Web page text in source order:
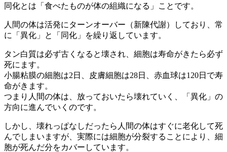
同化とは「 食べたものが体の組織になる 」ことです。
人間の体は活発にターンオーバー（新陳代謝）しており、 常
に「異化」と「同化」を繰り返しています。
タン白質は必ず古くなると壊され、細胞は寿命がきたら必ず
死にます。
小腸粘膜の細胞は2日、皮膚細胞は28日、赤血球は120日で寿
命がきます。
つまり人間の体は、放っておいたら壊れていく、「 異化 」の
方向に進んでいくのです。
しかし、壊れっぱなしだったら人間の体はすぐに老化して死
んでしまいますが、実際には細胞が分裂することにより、細
胞が死んだ分をカバーしています。